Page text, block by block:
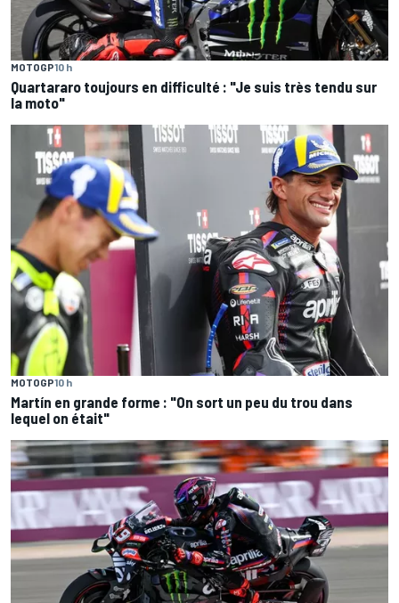
MOTOGP10 h
Quartararo toujours en difficulté : "Je suis très tendu sur
la moto"
MOTOGP10 h
Martín en grande forme : "On sort un peu du trou dans
lequel on était"